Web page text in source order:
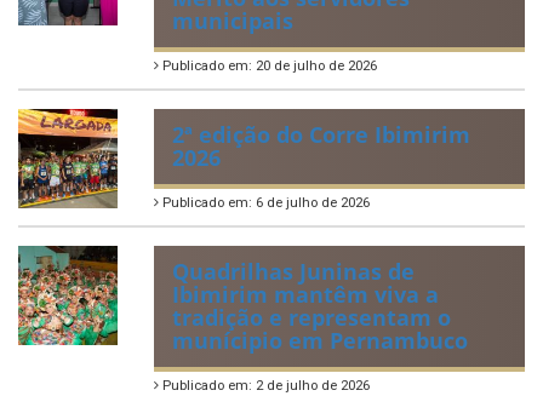
municipais
Publicado em: 20 de julho de 2026
2ª edição do Corre Ibimirim
2026
Publicado em: 6 de julho de 2026
Quadrilhas Juninas de
Ibimirim mantêm viva a
tradição e representam o
munícipio em Pernambuco
Publicado em: 2 de julho de 2026